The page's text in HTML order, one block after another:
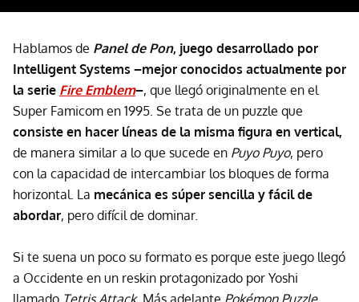
Hablamos de Panel de Pon, juego desarrollado por
Intelligent Systems –mejor conocidos actualmente por
la serie Fire Emblem–, que llegó originalmente en el
Super Famicom en 1995. Se trata de un puzzle que
consiste en hacer líneas de la misma figura en vertical,
de manera similar a lo que sucede en Puyo Puyo, pero
con la capacidad de intercambiar los bloques de forma
horizontal. La mecánica es súper sencilla y fácil de
abordar, pero difícil de dominar.
Si te suena un poco su formato es porque este juego llegó
a Occidente en un reskin protagonizado por Yoshi
llamado Tetris Attack. Más adelante Pokémon Puzzle